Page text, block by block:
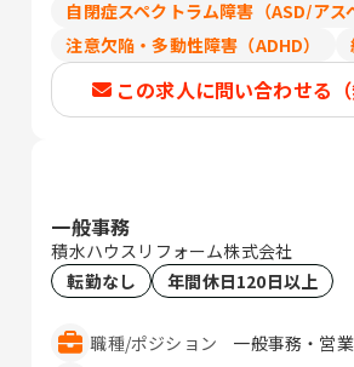
自閉症スペクトラム障害（ASD/アス
注意欠陥・多動性障害（ADHD）
この求人に問い合わせる（
一般事務
積水ハウスリフォーム株式会社
転勤なし
年間休日120日以上
職種/ポジション
一般事務・営